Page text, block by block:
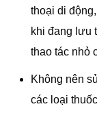
thoại di
khi đang lưu
thao tác nhỏ
Không nên
các loại